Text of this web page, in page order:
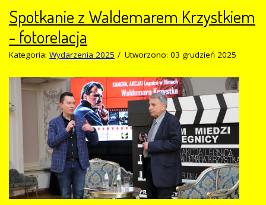
Spotkanie z Waldemarem Krzystkiem
- fotorelacja
Kategoria: Wydarzenia 2025 Utworzono: 03 grudzień 2025